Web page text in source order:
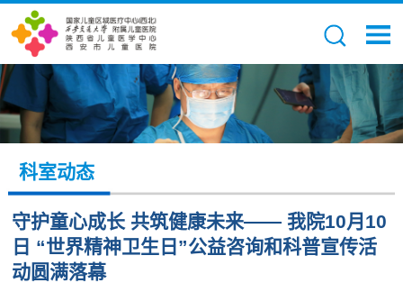
科室动态
守护童心成长 共筑健康未来—— 我院10月10
日 “世界精神卫生日”公益咨询和科普宣传活
动圆满落幕